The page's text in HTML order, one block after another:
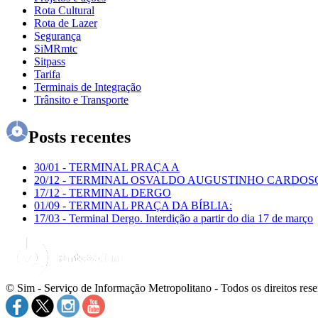
Rota Cultural
Rota de Lazer
Segurança
SiMRmtc
Sitpass
Tarifa
Terminais de Integração
Trânsito e Transporte
Posts recentes
30/01 - TERMINAL PRAÇA A
20/12 - TERMINAL OSVALDO AUGUSTINHO
17/12 - TERMINAL DERGO
01/09 - TERMINAL PRAÇA DA BÍBLIA:
17/03 - Terminal Dergo. Interdição a partir do dia 17 de março
© Sim - Serviço de Informação Metropolitano - Todos os direitos